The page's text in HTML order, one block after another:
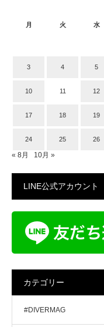
月
火 水
3 4 5
10 11 12
17 18 19
24 25 26
« 8月 10月 »
LINE公式アカウント
カテゴリー
#DIVERMAG